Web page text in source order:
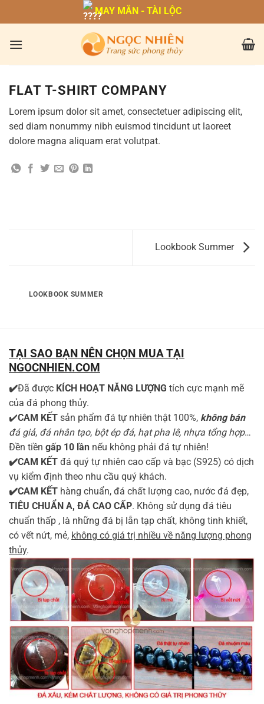
qua
dung
MAY MẮN - TÀI LỘC
FLAT T-SHIRT COMPANY
Lorem ipsum dolor sit amet, consectetuer adipiscing elit,
sed diam nonummy nibh euismod tincidunt ut laoreet
dolore magna aliquam erat volutpat.
Lookbook Summer
LOOKBOOK SUMMER
TẠI SAO BẠN NÊN CHỌN MUA TẠI
NGOCNHIEN.COM
✔️Đã được KÍCH HOẠT NĂNG LƯỢNG tích cực mạnh mẽ
của đá phong thủy.
✔️CAM KẾT sản phẩm đá tự nhiên thật 100%, không bán
đá giả, đá nhân tạo, bột ép đá, hạt pha lê, nhựa tổng hợp…
Đền tiền gấp 10 lần nếu không phải đá tự nhiên!
✔️CAM KẾT đá quý tự nhiên cao cấp và bạc (S925) có dịch
vụ kiểm định theo nhu cầu quý khách.
✔️CAM KẾT hàng chuẩn, đá chất lượng cao, nước đá đẹp,
TIÊU CHUẨN A, ĐÁ CAO CẤP. Không sử dụng đá tiêu
chuẩn thấp , là những đá bị lẫn tạp chất, không tinh khiết,
có vết nứt, mẻ, không có giá trị nhiều về năng lượng phong
thủy.